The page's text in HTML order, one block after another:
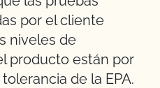
por el cliente
niveles de
producto están por
de la EPA.